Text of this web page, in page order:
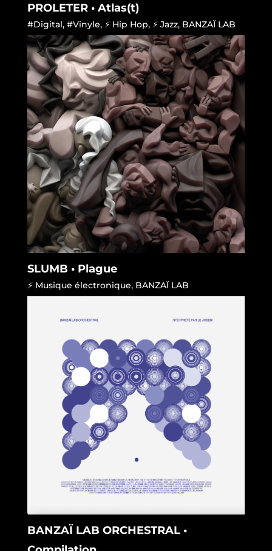
PROLETER • Atlas(t)
#Digital, #Vinyle, ⚡ Hip Hop, ⚡ Jazz, BANZAÏ LAB
SLUMB • Plague
⚡ Musique électronique, BANZAÏ LAB
BANZAÏ LAB ORCHESTRAL •